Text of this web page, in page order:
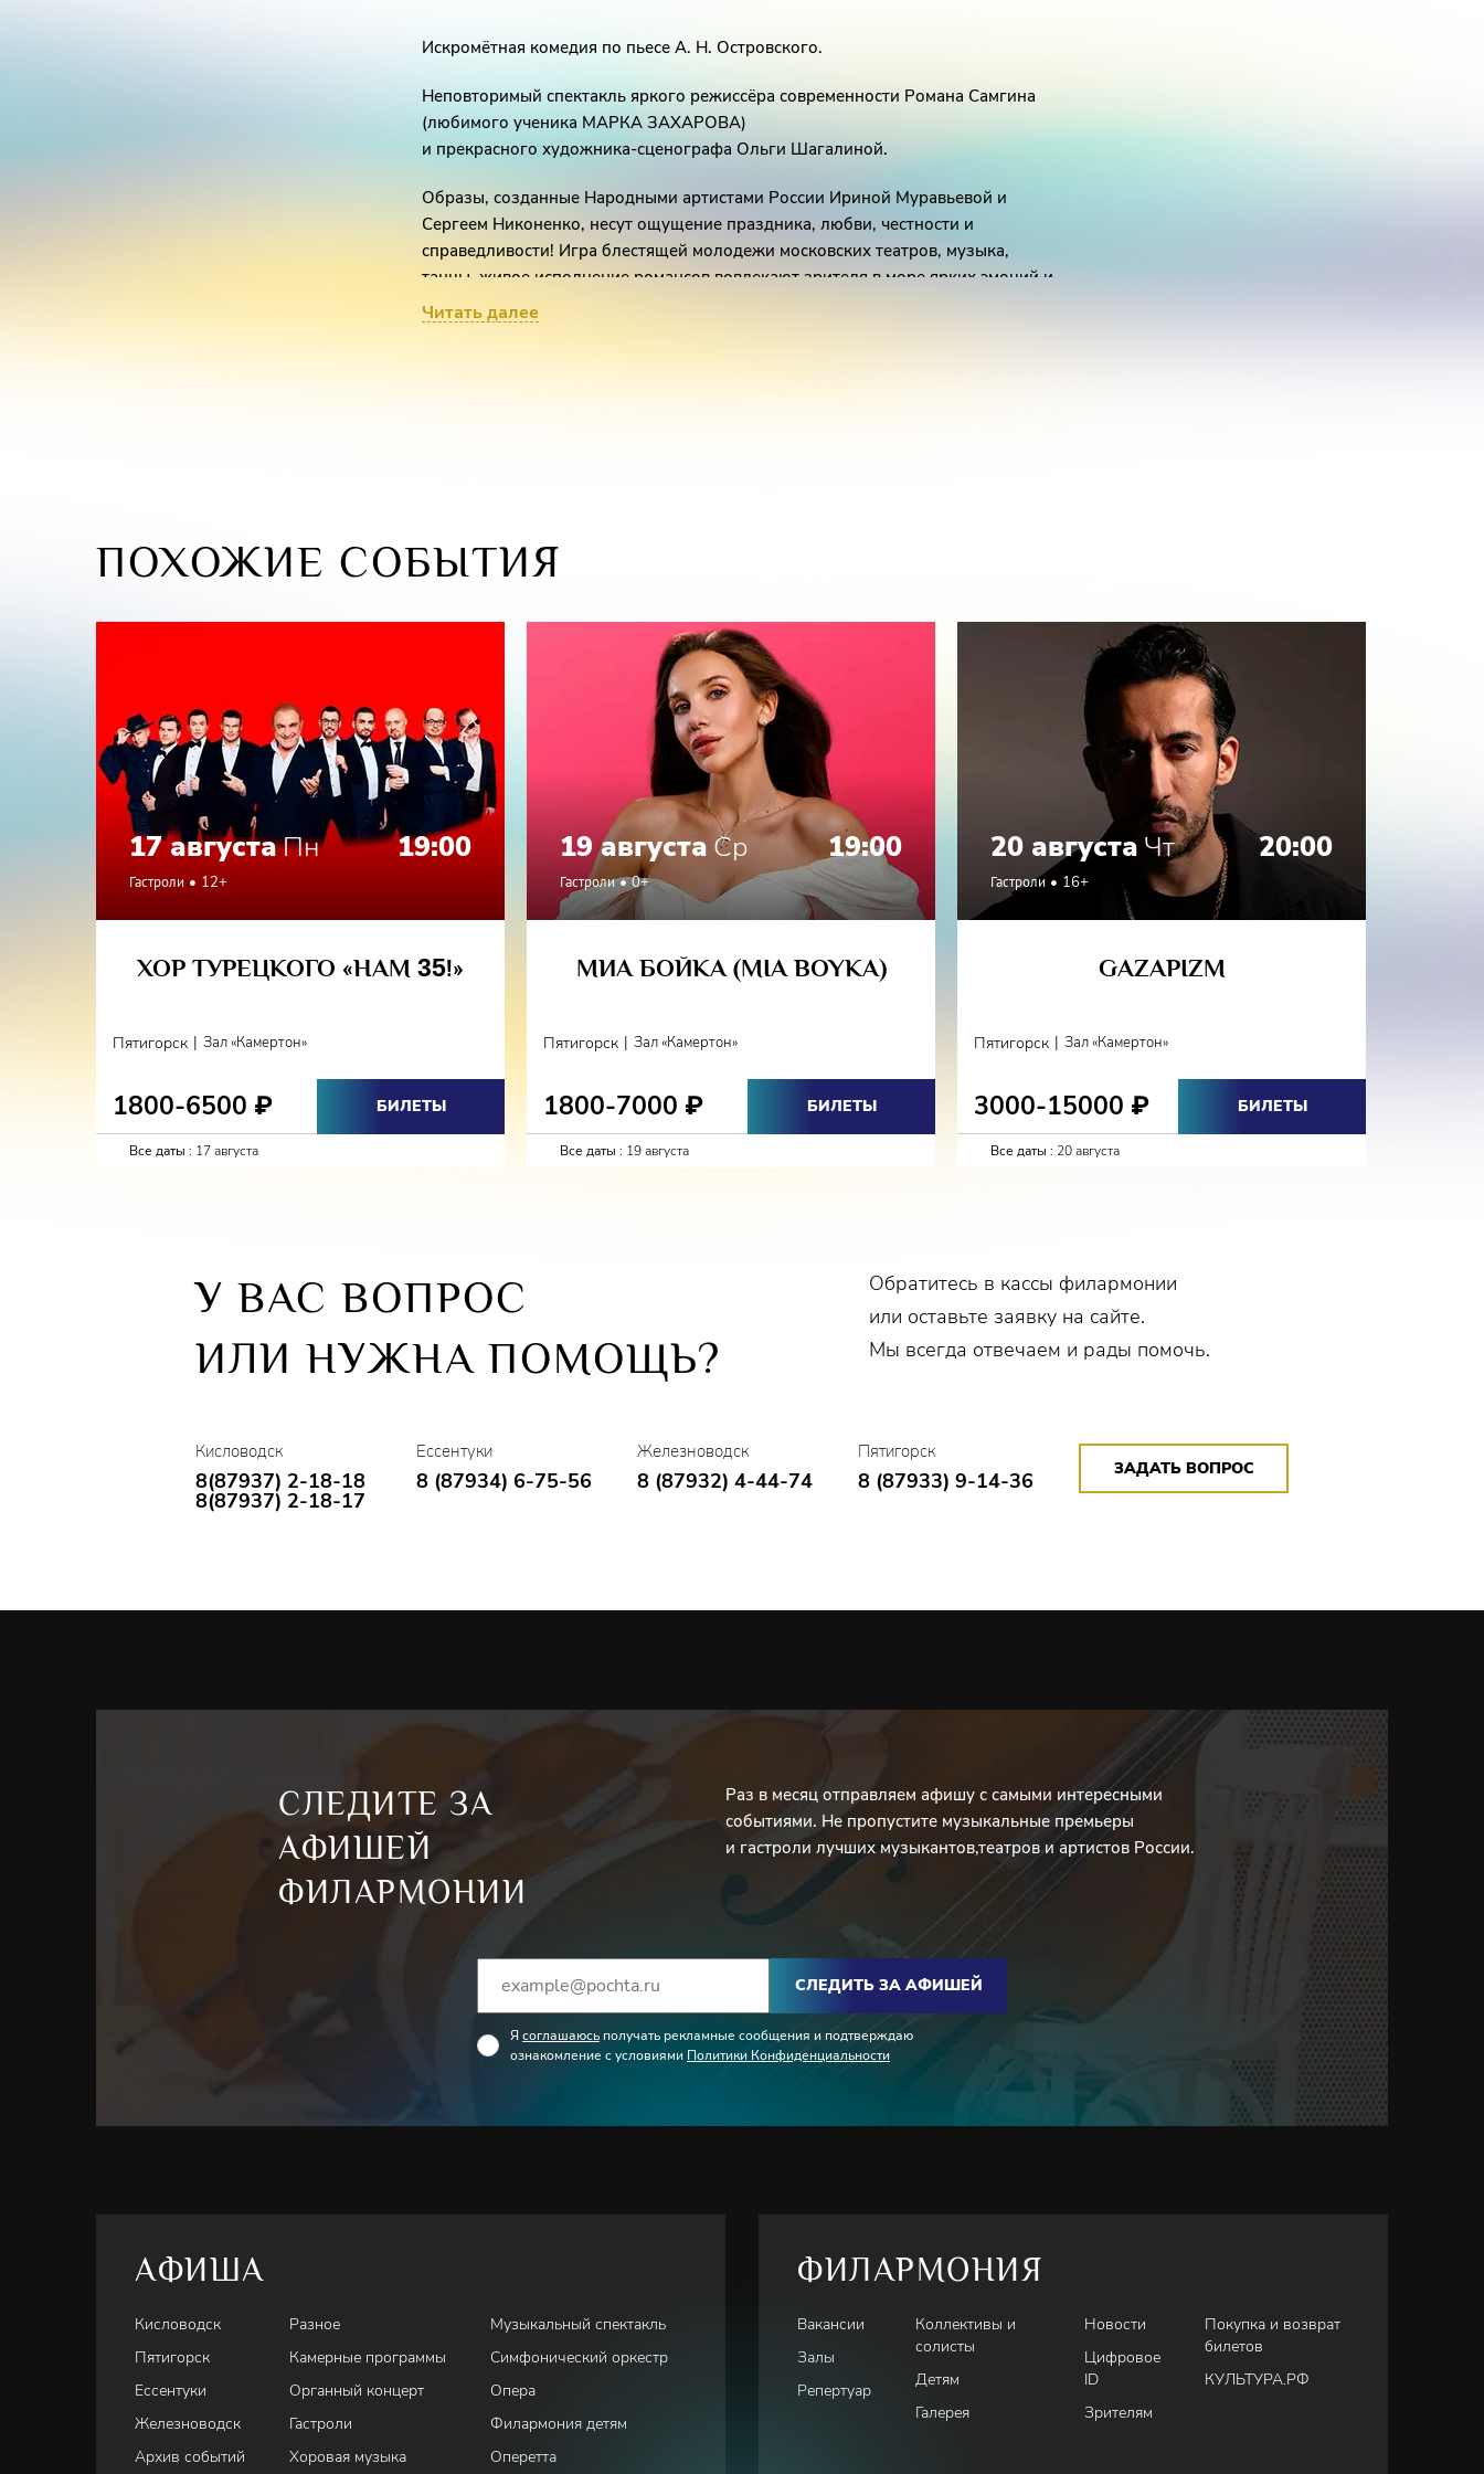
Искромётная комедия по пьесе А. Н. Островского.
Неповторимый спектакль яркого режиссёра современности Романа Самгина
(любимого ученика МАРКА ЗАХАРОВА)
и прекрасного художника-сценографа Ольги Шагалиной.
Образы, созданные Народными артистами России Ириной Муравьевой и
Сергеем Никоненко, несут ощущение праздника, любви, честности и
справедливости! Игра блестящей молодежи московских театров, музыка,
танцы, живое исполнение романсов вовлекают зрителя в море ярких эмоций и
дарят прекрасное настроение.
В спектакле принимают участие:
Народный Артист России СЕРГЕЙ НИКОНЕНКО
Заслуженный артист России Борис ШУВАЛОВ
актёр Театра Ермоловой Сергей КЕМПО
актрисы Театра и Кино ПОЛИНА КУЦЕНКО и Светлана ЧИЛЕЙ
актёр Театра Современной Пьесы ЕГОР МОРОЗОВ.
Читать далее
ПОХОЖИЕ СОБЫТИЯ
17 августаПн 19:00
Гастроли 12+
ХОР ТУРЕЦКОГО «НАМ 35!»
Пятигорск | Зал «Камертон»
1800-6500 ₽ БИЛЕТЫ
Все даты : 17 августа
19 августа Ср 19:00
Гастроли 0+
МИА БОЙКА (MIA BOYKA)
Пятигорск | Зал «Камертон»
1800-7000 ₽ БИЛЕТЫ
Все даты : 19 августа
20 августа Чт 20:00
Гастроли 16+
GAZAPIZM
Пятигорск | Зал «Камертон»
3000-15000 ₽ БИЛЕТЫ
Все даты : 20 августа
У ВАС ВОПРОС
ИЛИ НУЖНА ПОМОЩЬ?
Обратитесь в кассы филармонии
или оставьте заявку на сайте.
Мы всегда отвечаем и рады помочь.
Кисловодск
8(87937) 2-18-18
8(87937) 2-18-17
Ессентуки
8 (87934) 6-75-56
Железноводск
8 (87932) 4-44-74
Пятигорск
8 (87933) 9-14-36 ЗАДАТЬ ВОПРОС
СЛЕДИТЕ ЗА
АФИШЕЙ
ФИЛАРМОНИИ
Раз в месяц отправляем афишу с самыми интересными
событиями. Не пропустите музыкальные премьеры
и гастроли лучших музыкантов,театров и артистов России.
СЛЕДИТЬ ЗА АФИШЕЙ
Я соглашаюсь получать рекламные сообщения и подтверждаю
ознакомление с условиями Политики Конфиденциальности
АФИША
Кисловодск
Пятигорск
Ессентуки
Железноводск
Архив событий
Разное
Камерные программы
Органный концерт
Гастроли
Хоровая музыка
Музыкальный спектакль
Симфонический оркестр
Опера
Филармония детям
Оперетта
ФИЛАРМОНИЯ
Вакансии
Залы
Репертуар
Коллективы и
солисты
Детям
Галерея
Новости
Цифровое
ID
Зрителям
Покупка и возврат
билетов
КУЛЬТУРА.РФ